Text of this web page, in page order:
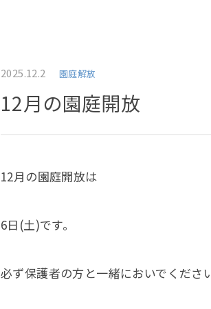
2025.12.2 園庭解放
12月の園庭開放
12月の園庭開放は
6日(土)です。
必ず保護者の方と一緒においでくださ